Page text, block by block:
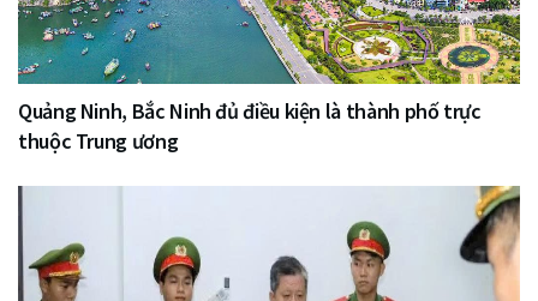
Quảng Ninh, Bắc Ninh đủ điều kiện là thành phố trực
thuộc Trung ương